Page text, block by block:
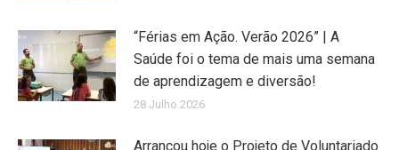
“Férias em Ação. Verão 2026” | A
Saúde foi o tema de mais uma semana
de aprendizagem e diversão!
28 Julho 2026
Arrancou hoje o Projeto de Voluntariado